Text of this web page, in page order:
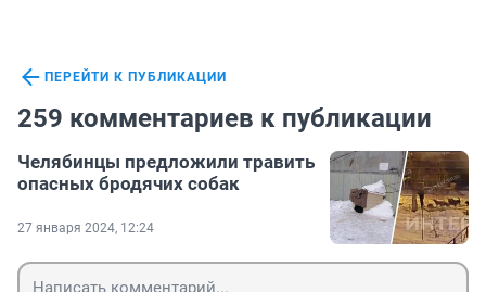
ПЕРЕЙТИ К ПУБЛИКАЦИИ
259 комментариев к публикации
Челябинцы предложили травить
опасных бродячих собак
27 января 2024, 12:24